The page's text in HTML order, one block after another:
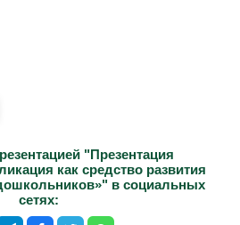
"Презентация
как средство развития
в социальных
сетях: